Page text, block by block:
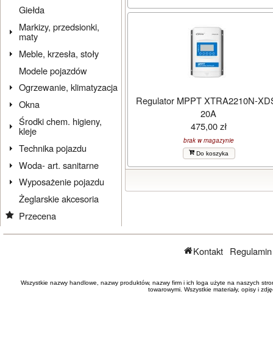
Giełda
Markizy, przedsionki,
maty
Meble, krzesła, stoły
Modele pojazdów
Ogrzewanie, klimatyzacja
Okna
Środki chem. higieny,
kleje
Technika pojazdu
Woda- art. sanitarne
Wyposażenie pojazdu
Żeglarskie akcesoria
Przecena
Regulator MPPT XTRA2210N-
20A
475,00 zł
brak w magazynie
Do koszyka
Kontakt
Wszystkie nazwy handlowe, nazwy produktów, nazwy firm i ich loga użyte na naszych
towarowymi. Wszystkie materiały, opisy i